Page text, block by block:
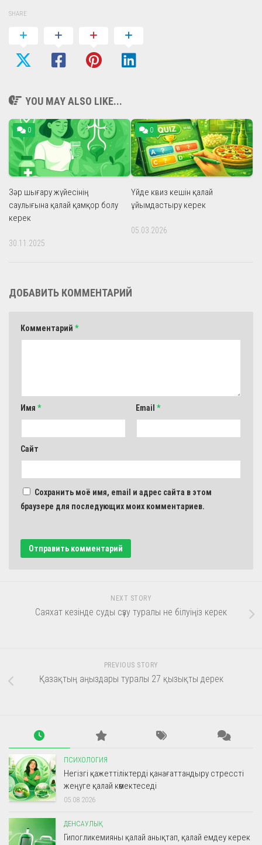
SHARE
YOU MAY ALSO LIKE...
0
Зәр шығару жүйесінің
саулығына қалай қамқор болу
керек
30.11.2025
0
Үйде квиз кешін қалай
ұйымдастыру керек
05.03.2026
ДОБАВИТЬ КОММЕНТАРИЙ
Комментарий *
Имя * Email *
Сайт
Сохранить моё имя, email и адрес сайта в этом
браузере для последующих моих комментариев.
NEXT STORY
Саяхат кезінде суды сүзу туралы не білуіңіз керек
PREVIOUS STORY
Қазақтың аңыздары туралы 27 қызықты дерек
ПСИХОЛОГИЯ
Негізгі қажеттіліктерді қанағаттандыру стрессті
жеңуге қалай көмектеседі
05.08.2026
ДЕНСАУЛЫҚ
Гипогликемияны қалай анықтап, қалай емдеу керек